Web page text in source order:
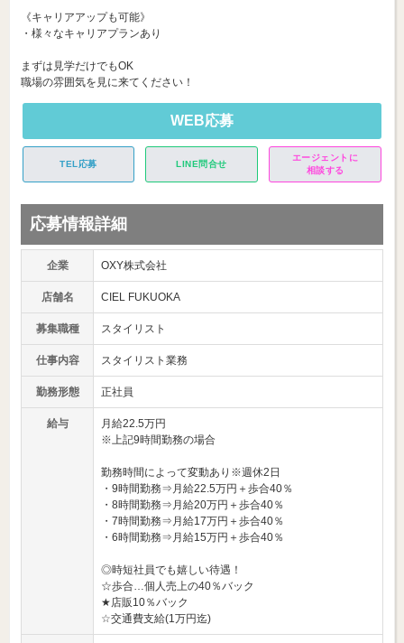
《キャリアアップも可能》
・様々なキャリアプランあり
まずは見学だけでもOK
職場の雰囲気を見に来てください！
WEB応募
TEL応募 LINE問合せ
エージェントに
相談する
応募情報詳細
企業 OXY株式会社
店舗名 CIEL FUKUOKA
募集職種 スタイリスト
仕事内容 スタイリスト業務
勤務形態 正社員
給与
月給22.5万円
※上記9時間勤務の場合
勤務時間によって変動あり※週休2日
・9時間勤務⇒月給22.5万円＋歩合40％
・8時間勤務⇒月給20万円＋歩合40％
・7時間勤務⇒月給17万円＋歩合40％
・6時間勤務⇒月給15万円＋歩合40％
◎時短社員でも嬉しい待遇！
☆歩合…個人売上の40％バック
★店販10％バック
☆交通費支給(1万円迄)